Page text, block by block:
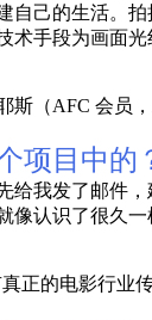
自己的生活。
术手段为画面光
斯（AFC 会员
项目中的
给我发了邮件
像认识了很久一
正的电影行业